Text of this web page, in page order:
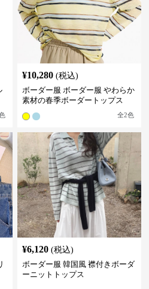
¥10,280 (税込)
ボーダー服 ボーダー服 やわらか
素材の春季ボーダートップス
全2色
¥6,120 (税込)
ボーダー服 韓国風 襟付きボーダ
ーニットトップス